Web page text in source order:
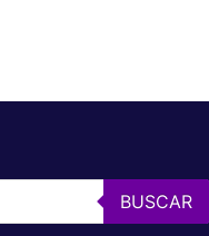
BUSCAR